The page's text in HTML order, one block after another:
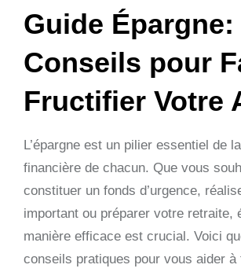
Guide Épargne:
Conseils pour
Fructifier Votre
L’épargne est un pilier essentiel de
financière de chacun. Que vous
constituer un fonds d’urgence,
important ou préparer votre retraite,
manière efficace est crucial. Voici
conseils pratiques pour vous aider